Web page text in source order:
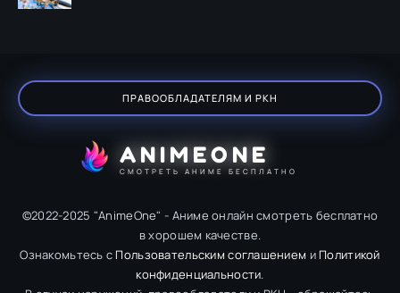
ПРАВООБЛАДАТЕЛЯМ И РКН
ANIMEONE
СМОТРЕТЬ АНИМЕ БЕСПЛАТНО
©2022-2025 "AnimeOne" - Аниме онлайн смотреть бесплатно
в хорошем качестве.
Ознакомьтесь с Пользовательским соглашением и Политикой
конфиденциальности.